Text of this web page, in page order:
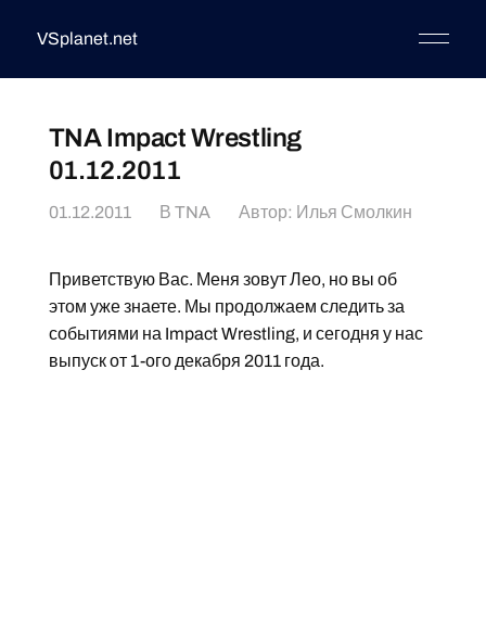
VSplanet.net
TNA Impact Wrestling
01.12.2011
01.12.2011 В TNA Автор: Илья Смолкин
Приветствую Вас. Меня зовут Лео, но вы об
этом уже знаете. Мы продолжаем следить за
событиями на Impact Wrestling, и сегодня у нас
выпуск от 1-ого декабря 2011 года.